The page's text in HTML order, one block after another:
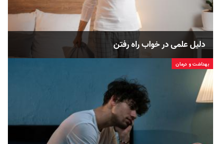
دلیل علمی در خواب راه رفتن
بهداشت و درمان